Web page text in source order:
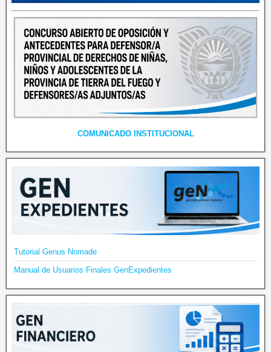
COMUNICADO INSTITUCIONAL
Tutorial Genus Nomade
Manual de Usuarios Finales GenExpedientes